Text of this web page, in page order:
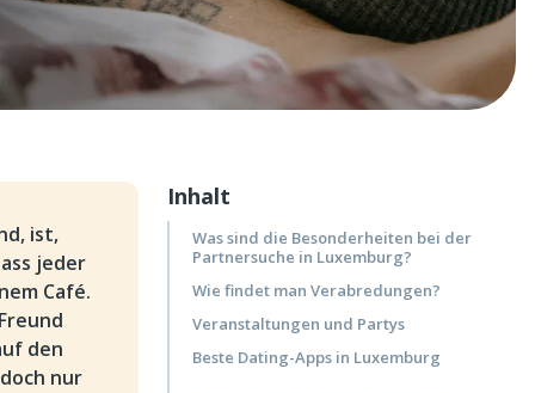
Inhalt
Was sind die Besonderheiten bei der
Partnersuche in Luxemburg?
Wie findet man Verabredungen?
Veranstaltungen und Partys
Beste Dating-Apps in Luxemburg
ist,
jeder
Café.
den
nur